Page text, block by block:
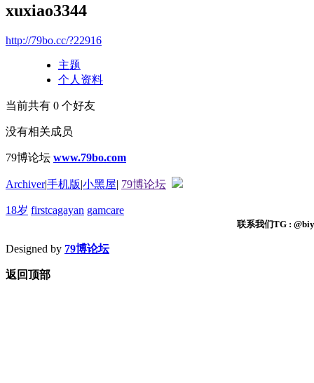
xuxiao3344
http://79bo.cc/?22916
主题
个人资料
当前共有 0 个好友
没有相关成员
79博论坛 www.79bo.com
Archiver|手机版|小黑屋| 79博论坛
18岁 firstcagayan gamcare
联系我们TG :
Designed by 79博论坛
返回顶部